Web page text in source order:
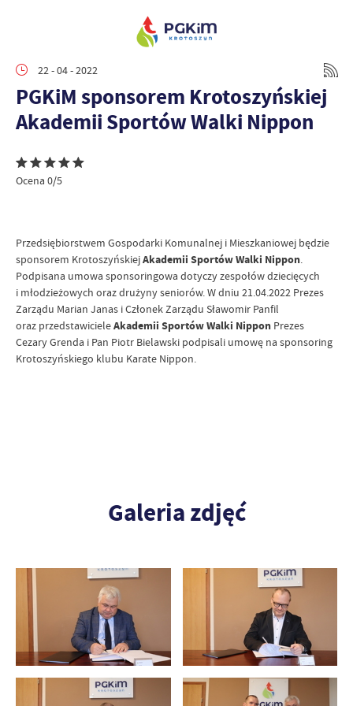
22 - 04 - 2022
PGKiM sponsorem Krotoszyńskiej
Akademii Sportów Walki Nippon
Ocena 0/5
Przedsiębiorstwem Gospodarki Komunalnej i Mieszkaniowej będzie
sponsorem KrotoszyńskiejAkademii Sportów Walki Nippon.
Podpisana umowa sponsoringowa dotyczy zespołów dziecięcych
i młodzieżowych oraz drużyny seniorów. W dniu 21.04.2022 Prezes
Zarządu Marian Janas i Członek Zarządu Sławomir Panfil
oraz przedstawicieleAkademii Sportów Walki Nippon Prezes
Cezary Grenda i Pan Piotr Bielawski podpisali umowę na sponsoring
Krotoszyńskiego klubu Karate Nippon.
Galeria zdjęć